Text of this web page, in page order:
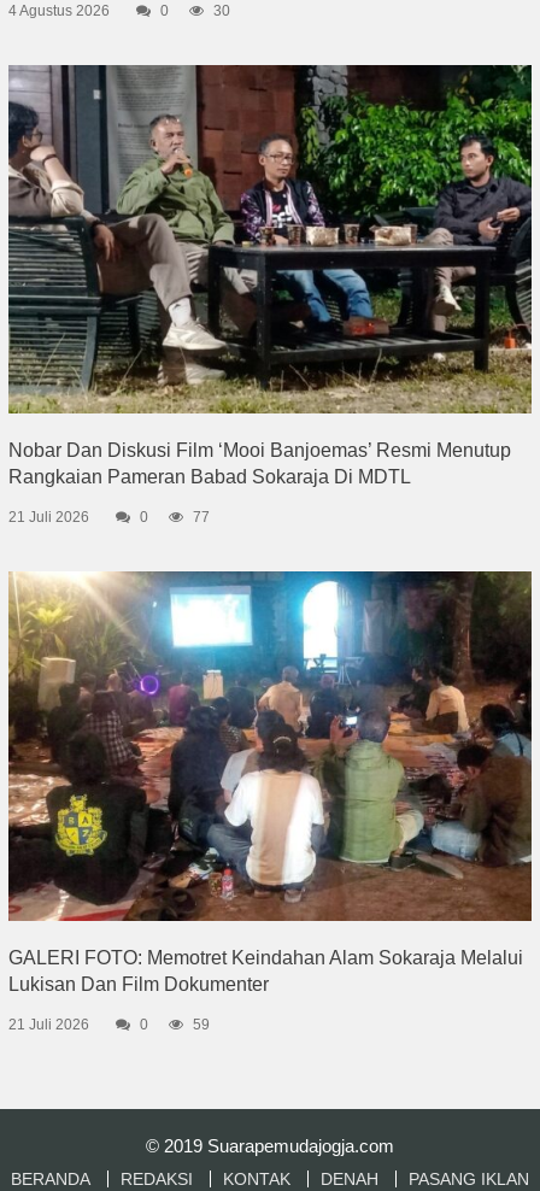
4 Agustus 2026 0 30
Nobar Dan Diskusi Film ‘Mooi Banjoemas’ Resmi Menutup
Rangkaian Pameran Babad Sokaraja Di MDTL
21 Juli 2026 0 77
GALERI FOTO: Memotret Keindahan Alam Sokaraja Melalui
Lukisan Dan Film Dokumenter
21 Juli 2026 0 59
© 2019 Suarapemudajogja.com
BERANDA REDAKSI KONTAK DENAH PASANG IKLAN